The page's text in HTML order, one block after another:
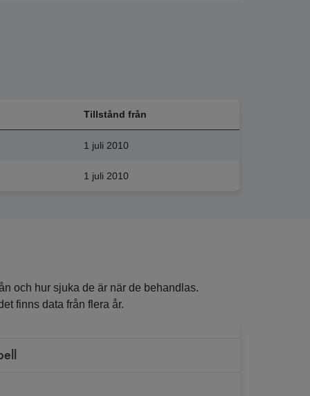
Tillstånd från
1 juli 2010
1 juli 2010
och hur sjuka de är när de behandlas.
finns data från flera år.